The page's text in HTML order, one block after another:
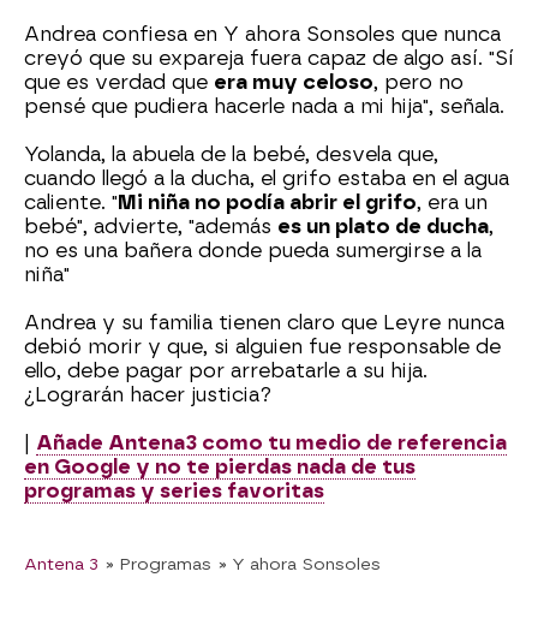
Andrea confiesa en Y ahora Sonsoles que nunca
creyó que su expareja fuera capaz de algo así. "Sí
que es verdad que era muy celoso, pero no
pensé que pudiera hacerle nada a mi hija", señala.
Yolanda, la abuela de la bebé, desvela que,
cuando llegó a la ducha, el grifo estaba en el agua
caliente. " Mi niña no podía abrir el grifo, era un
bebé", advierte, "además es un plato de ducha,
no es una bañera donde pueda sumergirse a la
niña"
Andrea y su familia tienen claro que Leyre nunca
debió morir y que, si alguien fue responsable de
ello, debe pagar por arrebatarle a su hija.
¿Lograrán hacer justicia?
Añade Antena3 como tu medio de referencia
en Google y no te pierdas nada de tus
programas y series favoritas
Antena 3 » Programas » Y ahora Sonsoles